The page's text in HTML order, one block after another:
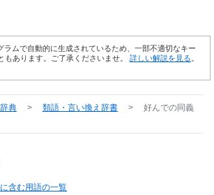
ラムで自動的に生成されているため、一部不適切なキー
もあります。ご了承くださいませ。 詳しい解説を見る。
典 > 類語・言い換え辞書 > 好んでの同義
含む用語の一覧